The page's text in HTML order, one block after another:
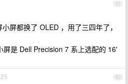
51
屏都换了 OLED ，用了三四年了，
屏是 Dell Precision 7 系上选配的 16'
52